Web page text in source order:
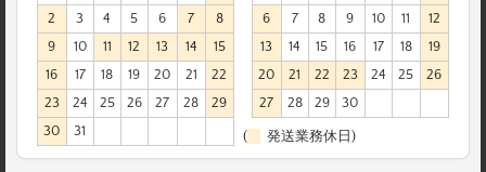
2
3 4 5 6 7
8
9
10 11 12 13 14
15
16
17 18 19 20 21
22
23
24 25 26 27 28
29
30
31
6
7 8 9 10 11
12
13
14 15 16 17 18
19
20
21 22 23 24 25
26
27
28 29 30
( 発送業務休日)